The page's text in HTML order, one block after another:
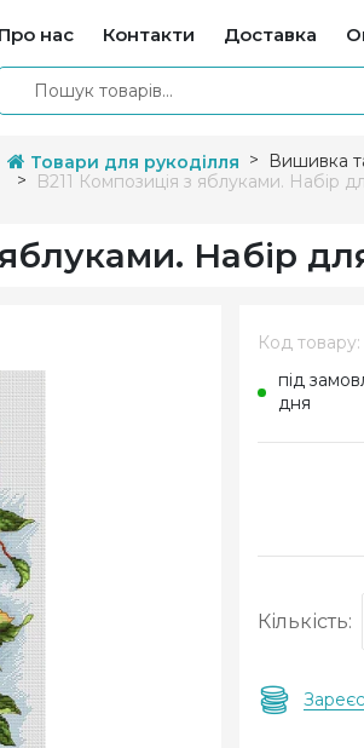
Про нас Контакти Доставка
Товари для рукоділля Вишивка
B211 Композиція з яблуками. Набір
яблуками. Набір
Код товару:
під
дня
Кількість: